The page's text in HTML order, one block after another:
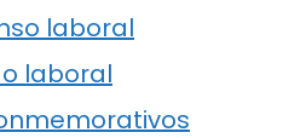
laboral
laboral